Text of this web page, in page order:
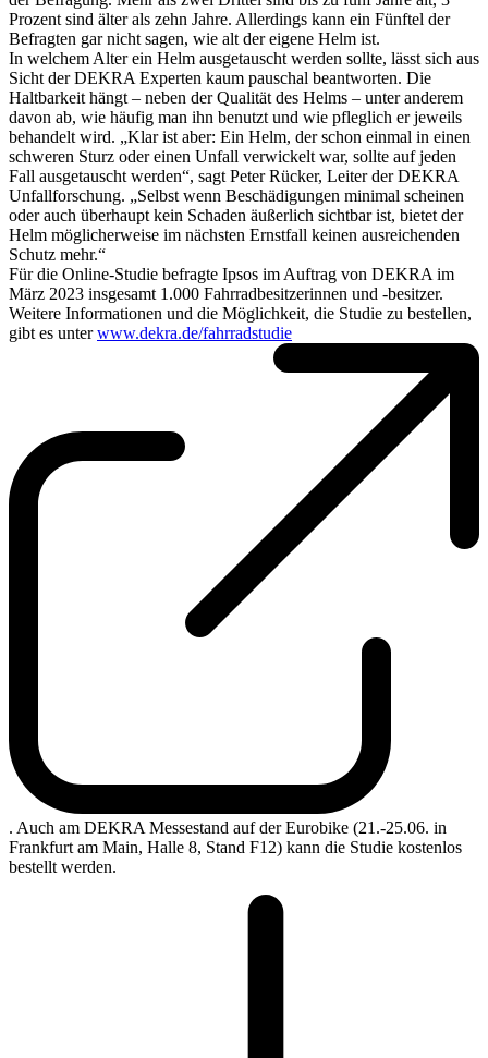
Prozent sind älter als zehn Jahre. Allerdings kann ein Fünftel der
Befragten gar nicht sagen, wie alt der eigene Helm ist.
In welchem Alter ein Helm ausgetauscht werden sollte, lässt sich aus
Sicht der DEKRA Experten kaum pauschal beantworten. Die
Haltbarkeit hängt – neben der Qualität des Helms – unter anderem
davon ab, wie häufig man ihn benutzt und wie pfleglich er jeweils
behandelt wird. „Klar ist aber: Ein Helm, der schon einmal in einen
schweren Sturz oder einen Unfall verwickelt war, sollte auf jeden
Fall ausgetauscht werden“, sagt Peter Rücker, Leiter der DEKRA
Unfallforschung. „Selbst wenn Beschädigungen minimal scheinen
oder auch überhaupt kein Schaden äußerlich sichtbar ist, bietet der
Helm möglicherweise im nächsten Ernstfall keinen ausreichenden
Schutz mehr.“
Für die Online-Studie befragte Ipsos im Auftrag von DEKRA im
März 2023 insgesamt 1.000 Fahrradbesitzerinnen und -besitzer.
Weitere Informationen und die Möglichkeit, die Studie zu bestellen,
gibt es unterwww.dekra.de/fahrradstudie
. Auch am DEKRA Messestand auf der Eurobike (21.-25.06. in
Frankfurt am Main, Halle 8, Stand F12) kann die Studie kostenlos
bestellt werden.